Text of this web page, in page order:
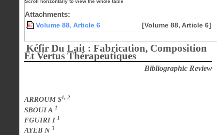
Attachments:
Volume 88, Article 6 [Volume 88, Article 6]
Kéfir Du Lait : Fabrication, Composition
Et Vertus Thérapeutiques
Bibliographic Review
ARROUM S1, 2
SBOUI A 1
FGUIRI I 1
AYEB N 3